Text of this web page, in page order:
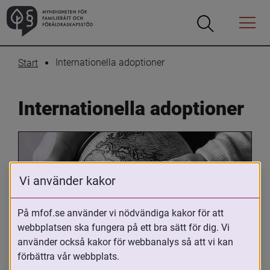
Öppna
Öppna
Menyn
Start Internationella adoptioner
Internationella adoptioner
Oavsett om du är adopterad,
adoptivförälder eller arbetar med
Vi använder kakor
På mfof.se använder vi nödvändiga kakor för att
webbplatsen ska fungera på ett bra sätt för dig. Vi
använder också kakor för webbanalys så att vi kan
förbättra vår webbplats.